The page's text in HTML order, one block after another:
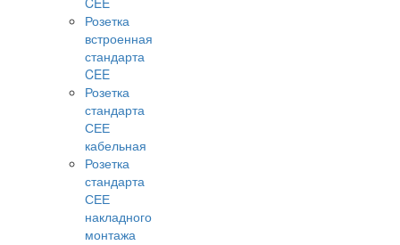
Розетка
встроенная
стандарта
CEE
Розетка
стандарта
СЕЕ
кабельная
Розетка
стандарта
СЕЕ
накладного
монтажа